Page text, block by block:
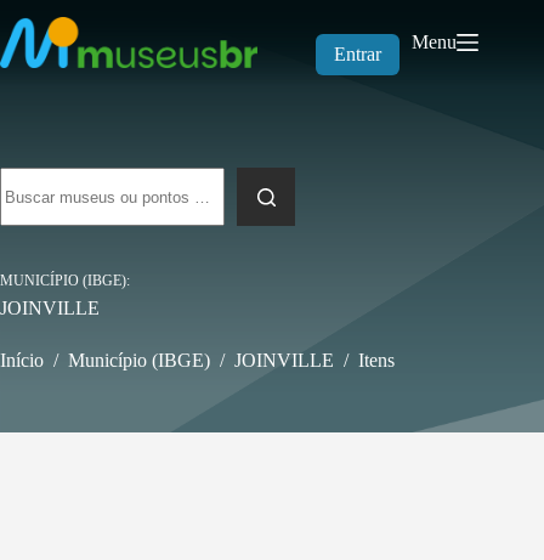
para
o
conteúdo
Entrar
Menu
resultados
MUNICÍPIO (IBGE)
JOINVILLE
Início / Município (IBGE) / JOINVILLE / Itens